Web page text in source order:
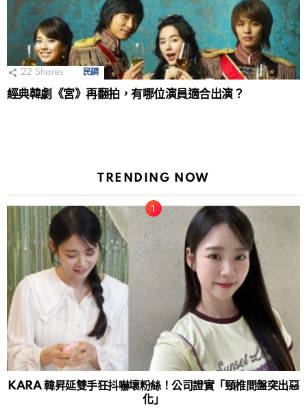
22 Shares 民調
經典韓劇《宮》再翻拍，有哪位演員適合出演？
TRENDING NOW
KARA 韓昇延雙手狂抖嚇壞粉絲！公司證實「頸椎間盤突出惡
化」